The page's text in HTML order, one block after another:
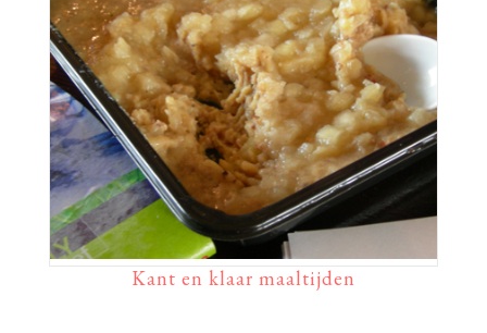
Kant en klaar maaltijden